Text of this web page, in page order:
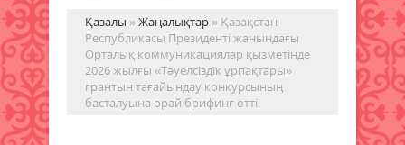
Қазалы »Жаңалықтар » Қазақстан
Республикасы Президенті жанындағы
Орталық коммуникациялар қызметінде
2026 жылғы «Тәуелсіздік ұрпақтары»
грантын тағайындау конкурсының
басталуына орай брифинг өтті.